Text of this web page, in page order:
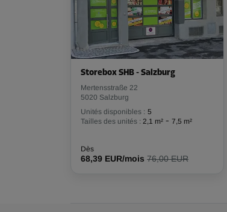
Storebox SHB - Salzburg
Mertensstraße 22
5020 Salzburg
Unités disponibles : 5
Tailles des unités : 2,1 m² - 7,5 m²
Dès
68,39 EUR/mois 76,00 EUR